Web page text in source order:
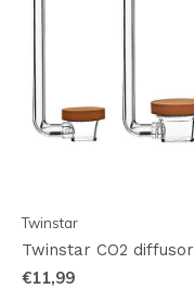
Twinstar
Twinstar CO2 diffusor
€11,99